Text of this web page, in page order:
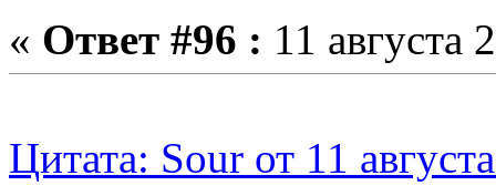
« Ответ #96 : 11 августа
Цитата: Sour от 11